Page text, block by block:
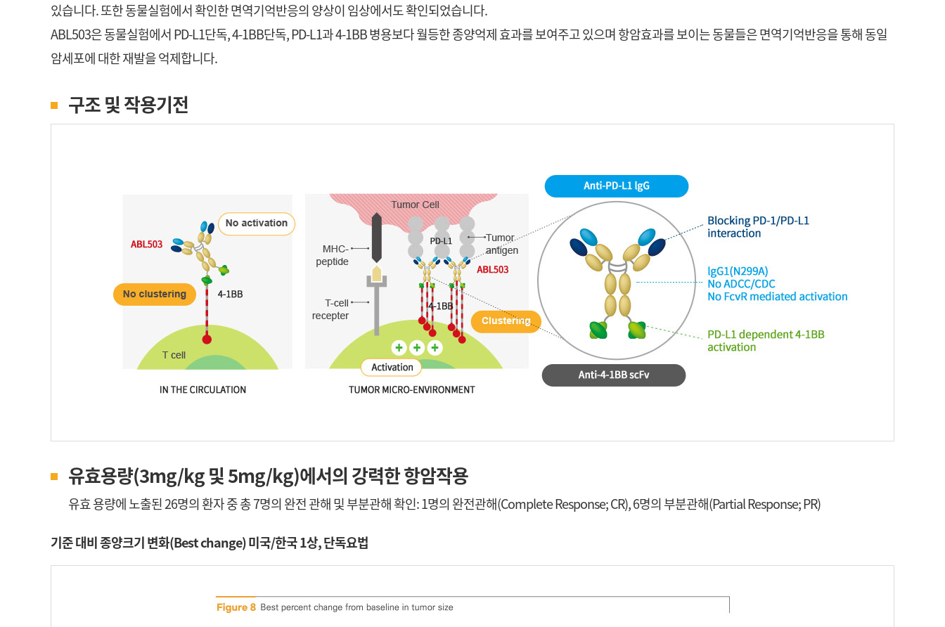
있습니다. 또한 동물실험에서 확인한 면역기억반응의 양상이 임상에서도 확인되었습니다.
ABL503은 동물실험에서 PD-L1단독, 4-1BB단독, PD-L1과 4-1BB 병용보다 월등한 종양억제 효과를 보여주고 있으며 항암효과를 보이는 동물들은 면역기억반응을 통해 동일
암세포에 대한 재발을 억제합니다.
구조 및 작용기전
유효용량(3mg/kg 및 5mg/kg)에서의 강력한 항암작용
유효 용량에 노출된 26명의 환자 중 총 7명의 완전 관해 및 부분관해 확인: 1명의 완전관해(Complete Response; CR), 6명의 부분관해(Partial Response; PR)
기준 대비 종양크기 변화(Best change) 미국/한국 1상, 단독요법